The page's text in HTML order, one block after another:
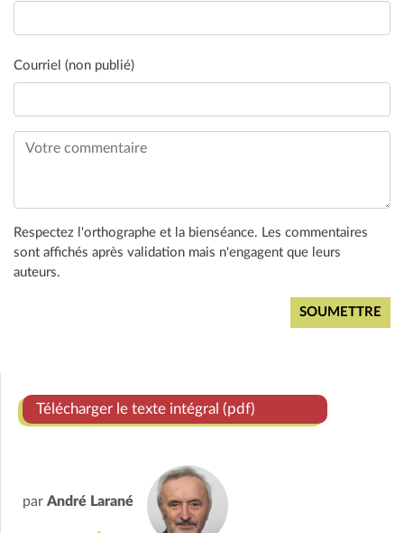
Courriel (non publié)
Respectez l'orthographe et la bienséance. Les commentaires
sont affichés après validation mais n'engagent que leurs
auteurs.
Télécharger le texte intégral (pdf)
par André Larané